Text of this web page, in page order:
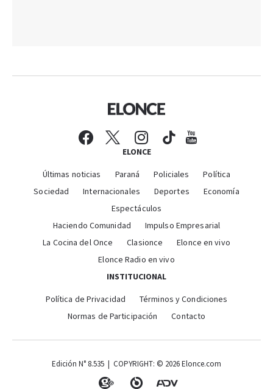
ELONCE
Últimas noticias Paraná Policiales
Política
Sociedad
Internacionales Deportes
Economía
Espectáculos
Haciendo Comunidad
Impulso Empresarial
La Cocina del Once
Clasionce
Elonce en vivo
Elonce Radio en vivo
INSTITUCIONAL
Política de Privacidad
Términos y Condiciones
Normas de Participación
Contacto
Edición N° 8.535 | COPYRIGHT: © 2026 Elonce.com